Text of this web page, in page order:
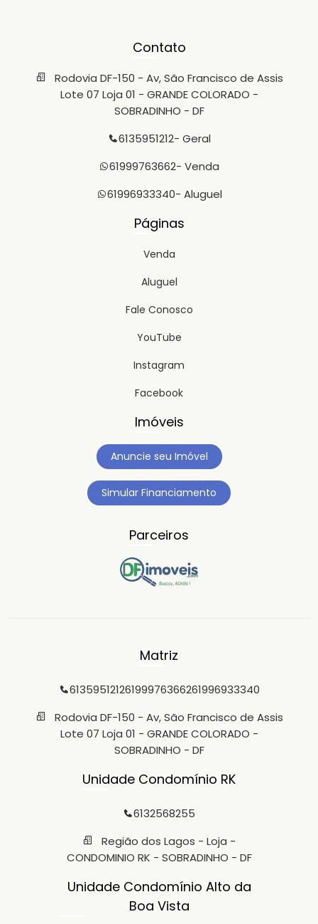
Contato
Rodovia DF-150 - Av, São Francisco de Assis
Lote 07 Loja 01 - GRANDE COLORADO -
SOBRADINHO - DF
6135951212- Geral
61999763662- Venda
61996933340- Aluguel
Páginas
Venda
Aluguel
Fale Conosco
YouTube
Instagram
Facebook
Imóveis
Anuncie seu Imóvel
Simular Financiamento
Parceiros
Matriz
61359512126199976366261996933340
Rodovia DF-150 - Av, São Francisco de Assis
Lote 07 Loja 01 - GRANDE COLORADO -
SOBRADINHO - DF
Unidade Condomínio RK
6132568255
Região dos Lagos - Loja -
CONDOMINIO RK - SOBRADINHO - DF
Unidade Condomínio Alto da
Boa Vista